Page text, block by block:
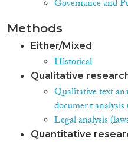
Governance and
Methods
Either/Mixed
Historical
Qualitative
Qualitative text
document
Legal analysis
Quantitative